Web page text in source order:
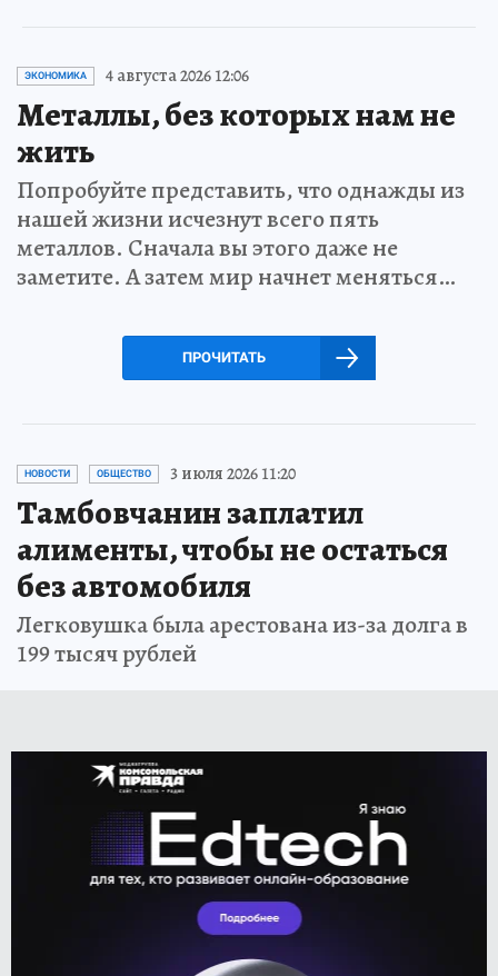
ЭКОНОМИКА 4 августа 2026 12:06
Металлы, без которых нам не
жить
Попробуйте представить, что однажды из
нашей жизни исчезнут всего пять
металлов. Сначала вы этого даже не
заметите. А затем мир начнет меняться…
ПРОЧИТАТЬ
НОВОСТИ ОБЩЕСТВО 3 июля 2026 11:20
Тамбовчанин заплатил
алименты, чтобы не остаться
без автомобиля
Легковушка была арестована из-за долга в
199 тысяч рублей